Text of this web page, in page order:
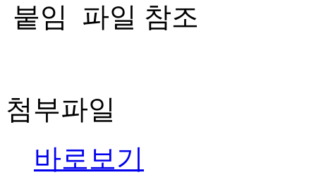
붙임 파일 참조
첨부파일
바로보기